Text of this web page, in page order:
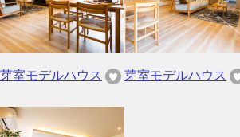
芽室モデルハウス 芽室モデルハウス